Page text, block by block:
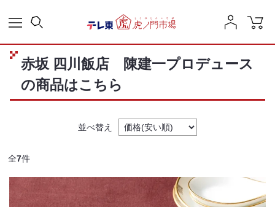
赤坂 四川飯店 陳建一プロデュース
の商品はこちら
並べ替え
全7件